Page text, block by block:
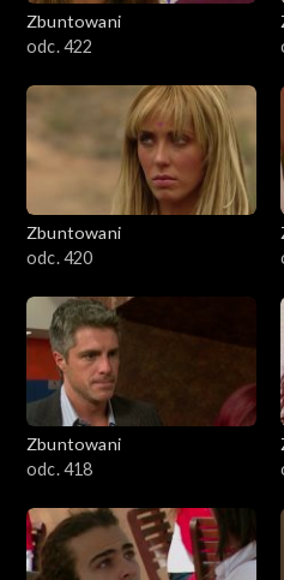
Zbuntowani
odc. 422
Zbuntowani
odc. 420
Zbuntowani
odc. 418